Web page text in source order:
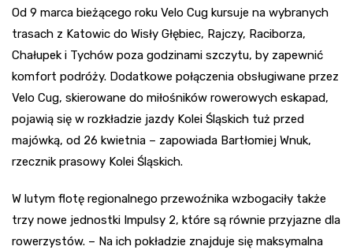
Od 9 marca bieżącego roku Velo Cug kursuje na wybranych
trasach z Katowic do Wisły Głębiec, Rajczy, Raciborza,
Chałupek i Tychów poza godzinami szczytu, by zapewnić
komfort podróży. Dodatkowe połączenia obsługiwane przez
Velo Cug, skierowane do miłośników rowerowych eskapad,
pojawią się w rozkładzie jazdy Kolei Śląskich tuż przed
majówką, od 26 kwietnia – zapowiada Bartłomiej Wnuk,
rzecznik prasowy Kolei Śląskich.
W lutym flotę regionalnego przewoźnika wzbogaciły także
trzy nowe jednostki Impulsy 2, które są równie przyjazne dla
rowerzystów. – Na ich pokładzie znajduje się maksymalna